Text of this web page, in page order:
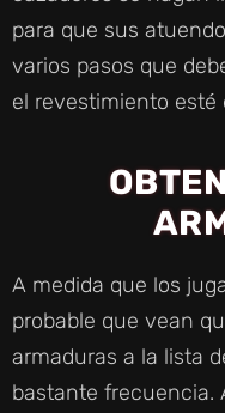
para que sus
varios pasos que
el revestimiento esté
A medida que los
probable que vean
armaduras a la lista
bastante frecuencia.